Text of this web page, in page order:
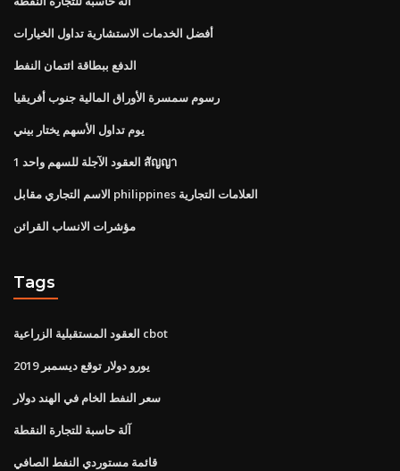
أفضل الخدمات الاستشارية تداول الخيارات
الدفع ببطاقة ائتمان النفط
رسوم سمسرة الأوراق المالية جنوب أفريقيا
يوم تداول الأسهم يختار بيني
العقود الآجلة للسهم واحد 1 สัญญา
الاسم التجاري مقابل philippines العلامات التجارية
مؤشرات الانساب القرائن
Tags
العقود المستقبلية الزراعية cbot
يورو دولار توقع ديسمبر 2019
سعر النفط الخام في الهند دولار
آلة حاسبة للتجارة النقطة
قائمة مستوردي النفط الصافي